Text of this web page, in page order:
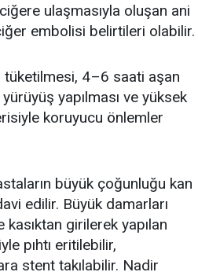
ulaşmasıyla oluşan ani
embolisi belirtileri olabilir.
tüketilmesi, 4–6 saati aşan
yapılması ve yüksek
koruyucu önlemler
büyük çoğunluğu kan
edilir. Büyük damarları
girilerek yapılan
pıhtı eritilebilir,
stent takılabilir. Nadir